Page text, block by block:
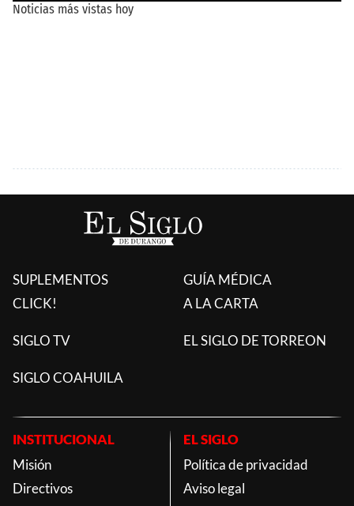
SUPLEMENTOS
CLICK!
GUÍA MÉDICA
A LA CARTA
SIGLO TV EL SIGLO DE TORREON
SIGLO COAHUILA
INSTITUCIONAL
Misión
Directivos
EL SIGLO
Política de privacidad
Aviso legal